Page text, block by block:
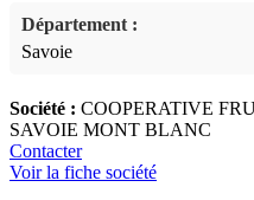
Département :
Savoie
Société : COOPERATIVE
SAVOIE MONT BLANC
Contacter
Voir la fiche société